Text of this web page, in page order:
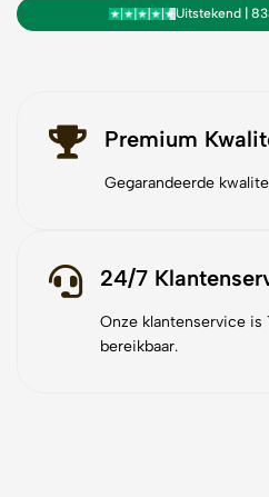
Uitstekend |
Premium
Gegarandeerde
24/7
Onze klantenservice is
bereikbaar.